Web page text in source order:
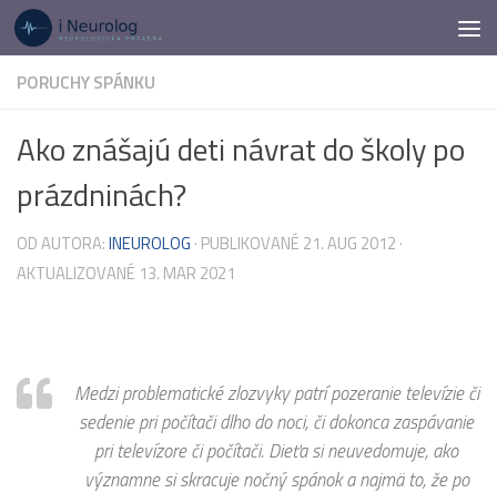
Preskočiť na obsah
PORUCHY SPÁNKU
Ako znášajú deti návrat do školy po
prázdninách?
OD AUTORA:INEUROLOG · PUBLIKOVANÉ 21. AUG 2012 ·
AKTUALIZOVANÉ 13. MAR 2021
Medzi problematické zlozvyky patrí pozeranie televízie či
sedenie pri počítači dlho do noci, či dokonca zaspávanie
pri televízore či počítači. Dieťa si neuvedomuje, ako
významne si skracuje nočný spánok a najmä to, že po